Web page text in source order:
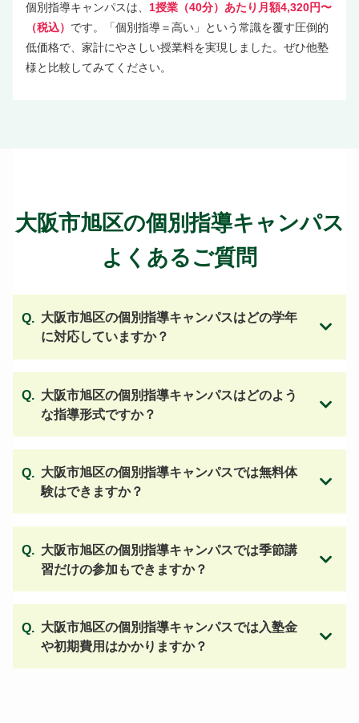
個別指導キャンパスは、 1授業（40分）あたり月額4,320円〜
（税込） です。「個別指導＝高い」という常識を覆す圧倒的
低価格で、家計にやさしい授業料を実現しました。ぜひ他塾
様と比較してみてください。
大阪市旭区の個別指導キャンパス
よくあるご質問
大阪市旭区の個別指導キャンパスはどの学年
に対応していますか？
大阪市旭区の個別指導キャンパスはどのよう
な指導形式ですか？
大阪市旭区の個別指導キャンパスでは無料体
験はできますか？
大阪市旭区の個別指導キャンパスでは季節講
習だけの参加もできますか？
大阪市旭区の個別指導キャンパスでは入塾金
や初期費用はかかりますか？